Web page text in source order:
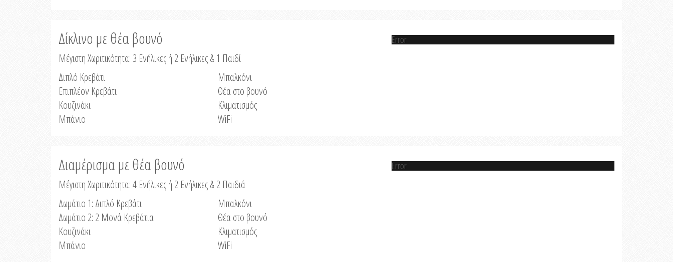
Δίκλινο με θέα βουνό
Μέγιστη Χωριτικότητα: 3 Ενήλικες ή 2 Ενήλικες & 1 Παιδί
Διπλό Κρεβάτι
Επιπλέον Κρεβάτι
Κουζινάκι
Μπάνιο
Μπαλκόνι
Θέα στο βουνό
Κλιματισμός
WiFi
Error
Διαμέρισμα με θέα βουνό
Μέγιστη Χωριτικότητα: 4 Ενήλικες ή 2 Ενήλικες & 2 Παιδιά
Δωμάτιο 1: Διπλό Κρεβάτι
Δωμάτιο 2: 2 Μονά Κρεβάτια
Κουζινάκι
Μπάνιο
Μπαλκόνι
Θέα στο βουνό
Κλιματισμός
WiFi
Error